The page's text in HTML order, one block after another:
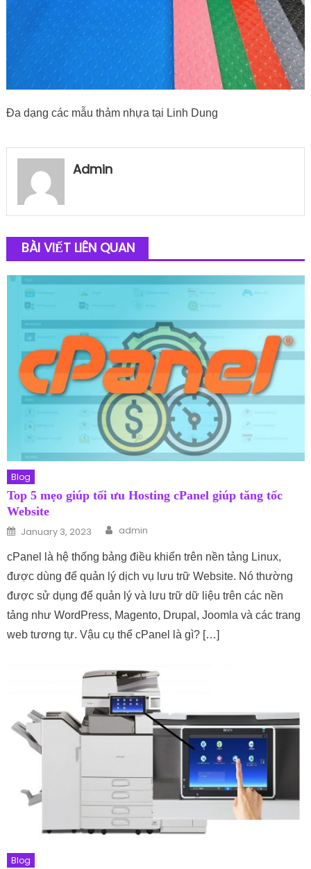
Đa dạng các mẫu thảm nhựa tại Linh Dung
Admin
BÀI VIẾT LIÊN QUAN
Blog
Top 5 mẹo giúp tối ưu Hosting cPanel giúp tăng tốc
Website
Posted on
January 3, 2023 Author
admin
cPanel là hệ thống bảng điều khiển trên nền tảng Linux,
được dùng để quản lý dịch vụ lưu trữ Website. Nó thường
được sử dụng để quản lý và lưu trữ dữ liệu trên các nền
tảng như WordPress, Magento, Drupal, Joomla và các trang
web tương tự. Vậu cụ thể cPanel là gì? […]
Blog